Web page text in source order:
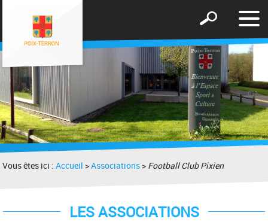
le
Afficher
formulaire
de
recherche
Vous êtes ici :Accueil >Associations > Football Club Pixien
LES ASSOCIATIONS